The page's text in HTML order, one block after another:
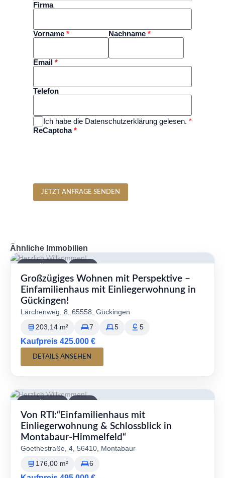
Firma
Vorname * Nachname *
Email *
Telefon
Ich habe die Datenschutzerklärung gelesen. *
ReCaptcha *
JETZT ANFRAGE SENDEN
Ähnliche Immobilien
Großzügiges Wohnen mit Perspektive –
Einfamilienhaus mit Einliegerwohnung in
Gückingen!
Lärchenweg, 8, 65558, Gückingen
203,14 m² 7 5 5
Kaufpreis 425.000 €
DETAILS ANSEHEN
Von RTI:“Einfamilienhaus mit
Einliegerwohnung & Schlossblick in
Montabaur-Himmelfeld“
Goethestraße, 4, 56410, Montabaur
176,00 m² 6